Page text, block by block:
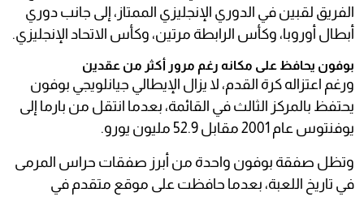
الفريق لقبين في الدوري الإنجليزي الممتاز، إلى جانب دوري
أبطال أوروبا، وكأس الرابطة مرتين، وكأس الاتحاد الإنجليزي.
بوفون يحافظ على مكانه رغم مرور أكثر من عقدين
ورغم اعتزاله كرة القدم، لا يزال الإيطالي جيانلويجي بوفون
يحتفظ بالمركز الثالث في القائمة، بعدما انتقل من بارما إلى
يوفنتوس عام 2001 مقابل 52.9 مليون يورو.
وتظل صفقة بوفون واحدة من أبرز صفقات حراس المرمى
في تاريخ اللعبة، بعدما حافظت على موقع متقدم في